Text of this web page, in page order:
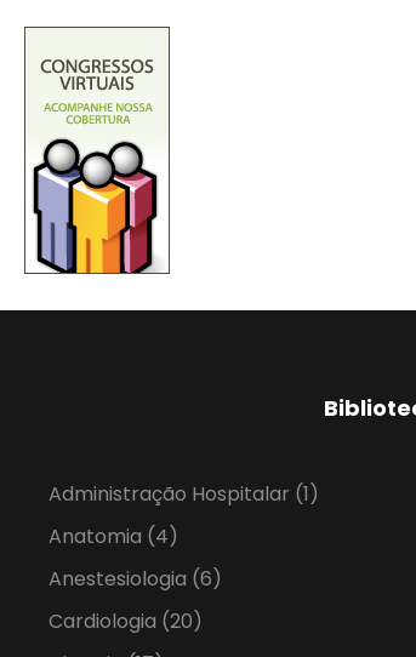
Administração Hospitalar (1)
Anatomia (4)
Anestesiologia (6)
Cardiologia (20)